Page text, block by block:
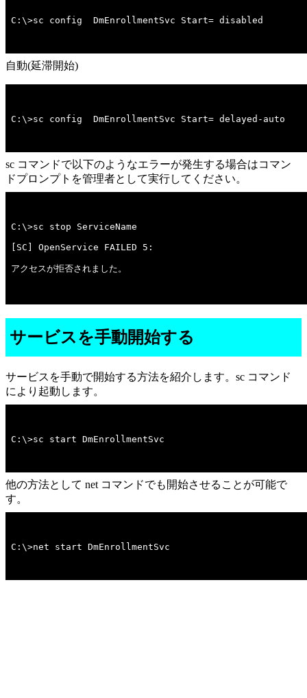
C:\>sc config  DmEnrollmentSvc Start= disabled
自動(延滞開始)
C:\>sc config  DmEnrollmentSvc Start= delayed-auto
sc コマンドで以下のようなエラーが発生する場合はコマン
ドプロンプトを管理者として実行してください。
アクセスが拒否されました。
サービスを手動開始する
サービスを手動で開始する方法を紹介します。sc コマンド
により起動します。
C:\>sc start DmEnrollmentSvc
他の方法として net コマンドでも開始させることが可能で
す。
C:\>net start DmEnrollmentSvc